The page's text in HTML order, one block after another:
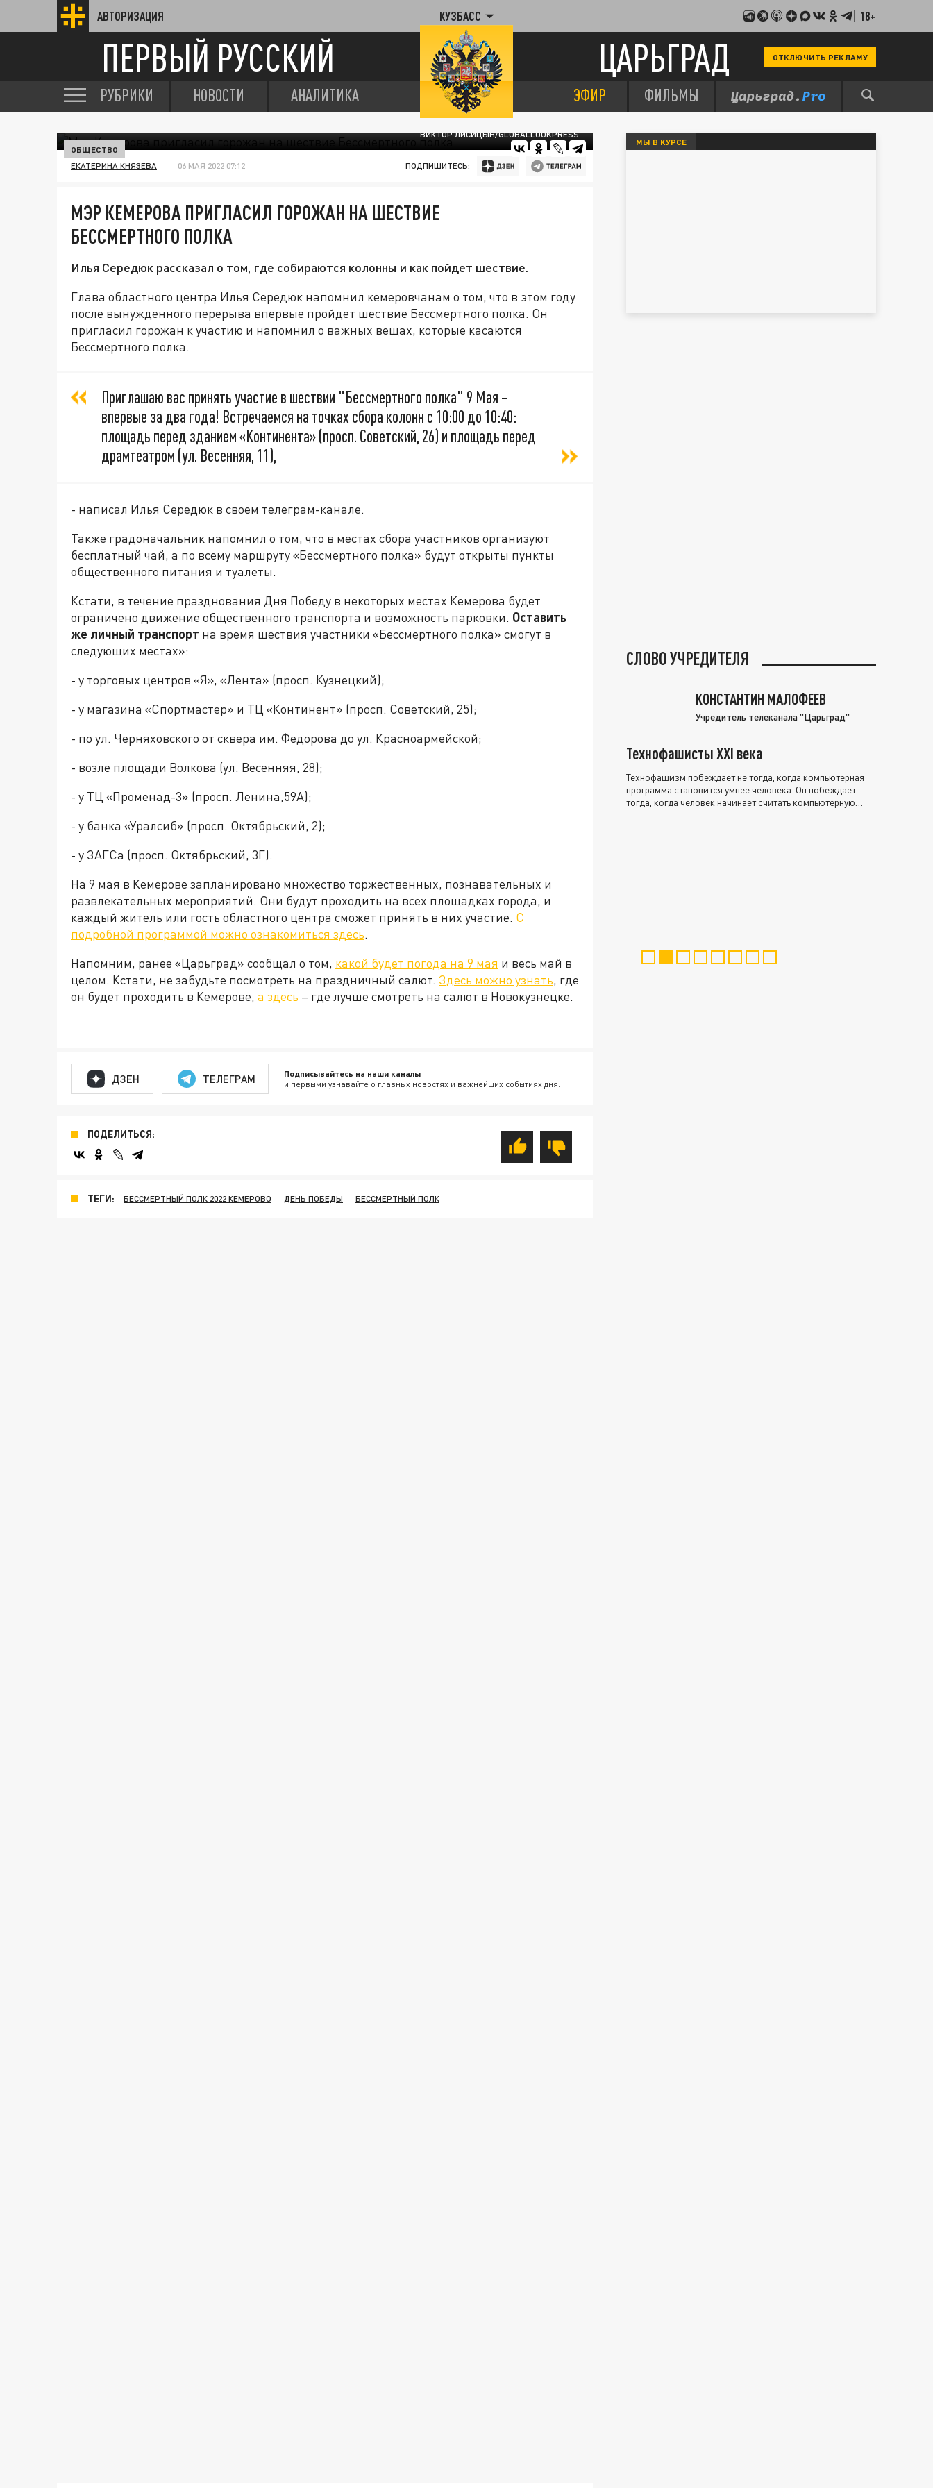
АВТОРИЗАЦИЯ КУЗБАСС 18+
ПЕРВЫЙ РУССКИЙ ЦАРЬГРАД ОТКЛЮЧИТЬ РЕКЛАМУ
РУБРИКИ НОВОСТИ АНАЛИТИКА ЭФИР ФИЛЬМЫ
ВИКТОР ЛИСИЦЫН/GLOBALLOOKPRESS
ОБЩЕСТВО
ЕКАТЕРИНА КНЯЗЕВА 06 МАЯ 2022 07:12 ПОДПИШИТЕСЬ:
МЭР КЕМЕРОВА ПРИГЛАСИЛ ГОРОЖАН НА ШЕСТВИЕ
БЕССМЕРТНОГО ПОЛКА
Илья Середюк рассказал о том, где собираются колонны и как пойдет шествие.
Глава областного центра Илья Середюк напомнил кемеровчанам о том, что в этом году
после вынужденного перерыва впервые пройдет шествие Бессмертного полка. Он
пригласил горожан к участию и напомнил о важных вещах, которые касаются
Бессмертного полка.
Приглашаю вас принять участие в шествии "Бессмертного полка" 9 Мая –
впервые за два года! Встречаемся на точках сбора колонн с 10:00 до 10:40:
площадь перед зданием «Континента» (просп. Советский, 26) и площадь перед
драмтеатром (ул. Весенняя, 11),
- написал Илья Середюк в своем телеграм-канале.
Также градоначальник напомнил о том, что в местах сбора участников организуют
бесплатный чай, а по всему маршруту «Бессмертного полка» будут открыты пункты
общественного питания и туалеты.
Кстати, в течение празднования Дня Победу в некоторых местах Кемерова будет
ограничено движение общественного транспорта и возможность парковки. Оставить
же личный транспорт на время шествия участники «Бессмертного полка» смогут в
следующих местах»:
- у торговых центров «Я», «Лента» (просп. Кузнецкий);
- у магазина «Спортмастер» и ТЦ «Континент» (просп. Советский, 25);
- по ул. Черняховского от сквера им. Федорова до ул. Красноармейской;
- возле площади Волкова (ул. Весенняя, 28);
- у ТЦ «Променад-3» (просп. Ленина,59А);
- у банка «Уралсиб» (просп. Октябрьский, 2);
- у ЗАГСа (просп. Октябрьский, 3Г).
На 9 мая в Кемерове запланировано множество торжественных, познавательных и
развлекательных мероприятий. Они будут проходить на всех площадках города, и
каждый житель или гость областного центра сможет принять в них участие. С
подробной программой можно ознакомиться здесь.
Напомним, ранее «Царьград» сообщал о том, какой будет погода на 9 мая и весь май в
целом. Кстати, не забудьте посмотреть на праздничный салют. Здесь можно узнать, где
он будет проходить в Кемерове, а здесь – где лучше смотреть на салют в Новокузнецке.
ДЗЕН ТЕЛЕГРАМ Подписывайтесь на наши каналы
и первыми узнавайте о главных новостях и важнейших событиях дня.
ПОДЕЛИТЬСЯ:
ТЕГИ: БЕССМЕРТНЫЙ ПОЛК 2022 КЕМЕРОВО ДЕНЬ ПОБЕДЫ БЕССМЕРТНЫЙ ПОЛК
МЫ В КУРСЕ
СЛОВО УЧРЕДИТЕЛЯ
КОНСТАНТИН МАЛОФЕЕВ
Учредитель телеканала "Царьград"
Технофашисты XXI века
Технофашизм побеждает не тогда, когда компьютерная
программа становится умнее человека. Он побеждает
тогда, когда человек начинает считать компьютерную